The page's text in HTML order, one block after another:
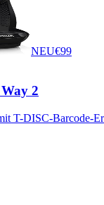
NEU€99
2
T-DISC-Barcode-